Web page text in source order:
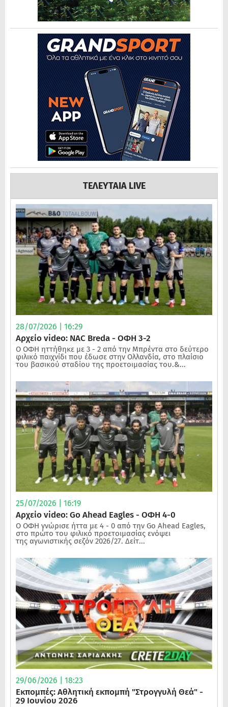
ΤΕΛΕΥΤΑΙΑ LIVE
28/07/2026 | 16:29
Αρχείο video: NAC Breda - ΟΦΗ 3-2
Ο ΟΦΗ ηττήθηκε με 3 - 2 από την Μπρέντα στο δεύτερο
φιλικό παιχνίδι που έδωσε στην Ολλανδία, στο πλαίσιο
του βασικού σταδίου της προετοιμασίας του.&...
25/07/2026 | 16:19
Αρχείο video: Go Ahead Eagles - ΟΦΗ 4-0
Ο ΟΦΗ γνώρισε ήττα με 4 - 0 από την Go Ahead Eagles,
στο πρώτο του φιλικό προετοιμασίας ενόψει
της αγωνιστικής σεζόν 2026/27. Δείτ...
29/06/2026 | 18:23
Εκπομπές: Αθλητική εκπομπή "Στρογγυλή Θεά" -
29 Ιουνίου 2026